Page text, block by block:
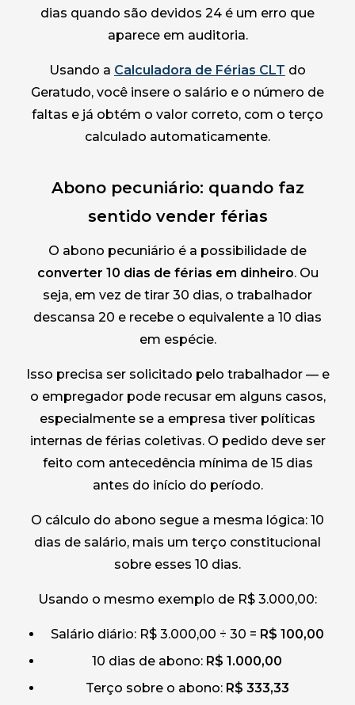
dias quando são devidos 24 é um erro que
aparece em auditoria.
Usando a Calculadora de Férias CLT do
Geratudo, você insere o salário e o número de
faltas e já obtém o valor correto, com o terço
calculado automaticamente.
Abono pecuniário: quando faz
sentido vender férias
O abono pecuniário é a possibilidade de
converter 10 dias de férias em dinheiro. Ou
seja, em vez de tirar 30 dias, o trabalhador
descansa 20 e recebe o equivalente a 10 dias
em espécie.
Isso precisa ser solicitado pelo trabalhador — e
o empregador pode recusar em alguns casos,
especialmente se a empresa tiver políticas
internas de férias coletivas. O pedido deve ser
feito com antecedência mínima de 15 dias
antes do início do período.
O cálculo do abono segue a mesma lógica: 10
dias de salário, mais um terço constitucional
sobre esses 10 dias.
Usando o mesmo exemplo de R$ 3.000,00:
Salário diário: R$ 3.000,00 ÷ 30 = R$ 100,00
10 dias de abono: R$ 1.000,00
Terço sobre o abono: R$ 333,33